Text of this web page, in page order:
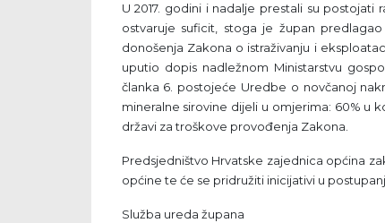
U 2017. godini i nadalje prestali su
ostvaruje suficit, stoga je župan
donošenja Zakona o istraživanju i
uputio dopis nadležnom Ministarstvu
članka 6. postojeće Uredbe o novčanoj
mineralne sirovine dijeli u omjerima: 60% u
državi za troškove provođenja Zakona.
Predsjedništvo Hrvatske zajednica općina
općine te će se pridružiti inicijativi u
Služba ureda župana